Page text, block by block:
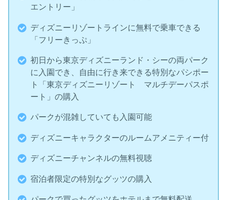
エントリー」
ディズニーリゾートラインに無料で乗車できる
「フリーきっぷ」
初日から東京ディズニーランド・シーの両パーク
に入園でき、自由に行き来できる特別なパシポー
ト「東京ディズニーリゾート マルチデーパスポ
ート」の購入
パークが混雑していても入園可能
ディズニーキャラクターのルームアメニティー付
ディズニーチャンネルの無料視聴
宿泊者限定の特別なグッツの購入